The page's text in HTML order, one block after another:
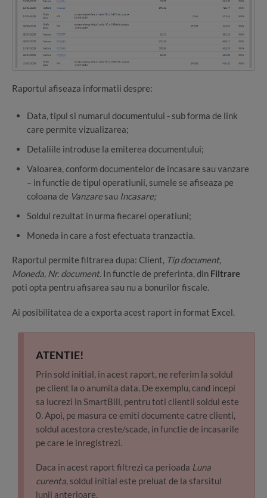
Raportul afiseaza informatii despre:
Data, tipul si numarul documentului - sub forma de link
care permite vizualizarea;
Detaliile introduse la emiterea documentului;
Valoarea, conform documentelor de incasare sau vanzare
– in functie de tipul operatiunii, sumele se afiseaza pe
coloana de Vanzaresau Incasare;
Soldul rezultat in urma fiecarei operatiuni;
Moneda in care a fost efectuata tranzactia.
Raportul permite filtrarea dupa: Client, Tip document,
Moneda, Nr. document. In functie de preferinta, din Filtrare
poti opta pentru afisarea sau nu a bonurilor fiscale.
Ai posibilitatea de a exporta acest raport in format Excel.
ATENTIE!
Prin sold initial, in acest raport, ne referim la soldul
pe client la o anumita data. De exemplu, cand incepi
sa lucrezi in SmartBill, pentru toti clientii soldul este
0. Apoi, pe masura ce emiti documente catre clienti,
soldul acestora creste/scade, in functie de incasarile
pe care le inregistrezi.
Daca in acest raport filtrezi ca perioada Luna
curenta, soldul initial este preluat de la sfarsitul
lunii anterioare.